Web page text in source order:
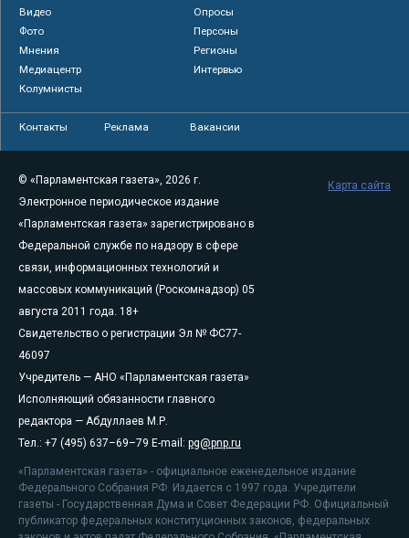
Видео
Опросы
Фото
Персоны
Мнения
Регионы
Медиацентр
Интервью
Колумнисты
Контакты Реклама Вакансии
© «Парламентская газета», 2026 г.
Электронное периодическое издание
«Парламентская газета» зарегистрировано в
Федеральной службе по надзору в сфере
связи, информационных технологий и
массовых коммуникаций (Роскомнадзор) 05
августа 2011 года. 18+
Свидетельство о регистрации Эл № ФС77-
46097
Учредитель — АНО «Парламентская газета»
Исполняющий обязанности главного
редактора — Абдуллаев М.Р.
Тел.: +7 (495) 637–69–79 E-mail: pg@pnp.ru
«Парламентская газета» - официальное еженедельное издание
Федерального Собрания РФ. Издается с 1997 года. Учредители
газеты - Государственная Дума и Совет Федерации РФ. Официальный
публикатор федеральных конституционных законов, федеральных
Карта сайта